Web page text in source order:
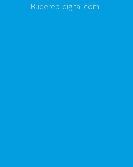
Bucerep-digital.com